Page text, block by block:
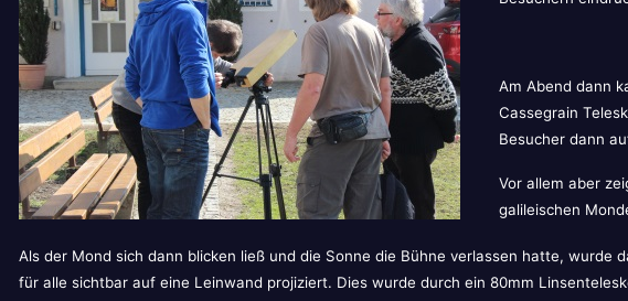
Am Abend dann
Cassegrain
Besucher dann
Vor allem aber
galileischen
Als der Mond sich dann blicken ließ und die Sonne die Bühne verlassen hatte, wurde
für alle sichtbar auf eine Leinwand projiziert. Dies wurde durch ein 80mm